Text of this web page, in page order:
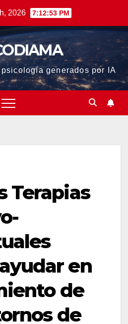
2026 7:12:54 PM
generados por IA
Terapias
en
de
de